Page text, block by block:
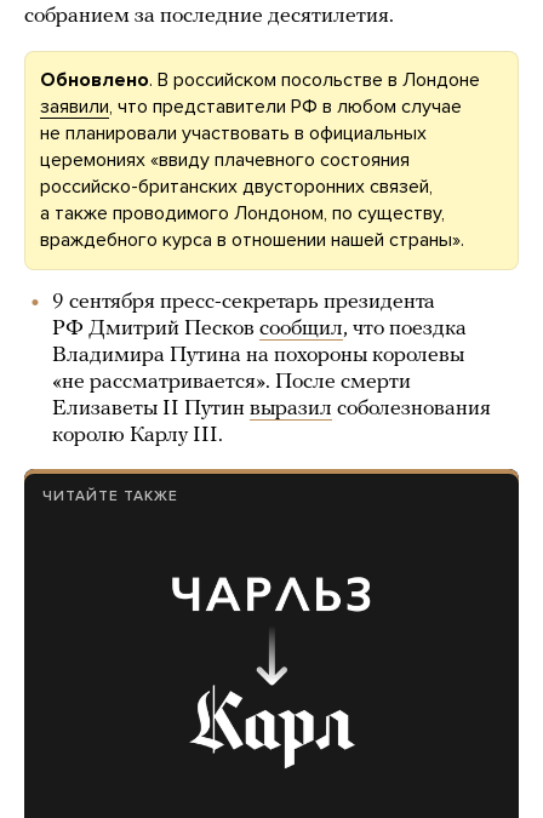
собранием за последние десятилетия.
Обновлено. В российском посольстве в Лондоне
заявили, что представители РФ в любом случае
не планировали участвовать в официальных
церемониях «ввиду плачевного состояния
российско-британских двусторонних связей,
а также проводимого Лондоном, по существу,
враждебного курса в отношении нашей страны».
9 сентября пресс-секретарь президента
РФ Дмитрий Песков сообщил, что поездка
Владимира Путина на похороны королевы
«не рассматривается». После смерти
Елизаветы II Путин выразил соболезнования
королю Карлу III.
ЧИТАЙТЕ ТАКЖЕ